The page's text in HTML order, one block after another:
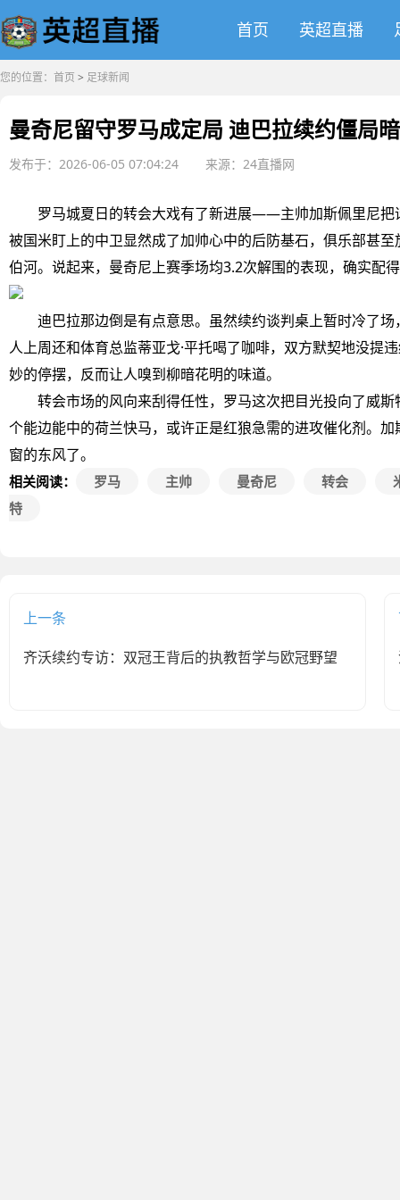
首页 英超直播
您的位置： 首页 > 足球新闻
曼奇尼留守罗马成定局 迪巴拉续约僵局
发布于：2026-06-05 07:04:24 来源：24直播网
罗马城夏日的转会大戏有了新进展——主帅加斯佩里尼把
被国米盯上的中卫显然成了加帅心中的后防基石，俱乐部甚
伯河。说起来，曼奇尼上赛季场均3.2次解围的表现，确实配
迪巴拉那边倒是有点意思。虽然续约谈判桌上暂时冷了场
人上周还和体育总监蒂亚戈·平托喝了咖啡，双方默契地没提
妙的停摆，反而让人嗅到柳暗花明的味道。
转会市场的风向来刮得任性，罗马这次把目光投向了威斯
个能边能中的荷兰快马，或许正是红狼急需的进攻催化剂。
窗的东风了。
相关阅读： 罗马 主帅 曼奇尼 转会
特
上一条
齐沃续约专访：双冠王背后的执教哲学与欧冠野望